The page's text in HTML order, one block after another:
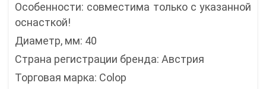
Особенности: совместима только с указанной
оснасткой!
Диаметр, мм: 40
Страна регистрации бренда: Австрия
Торговая марка: Colop